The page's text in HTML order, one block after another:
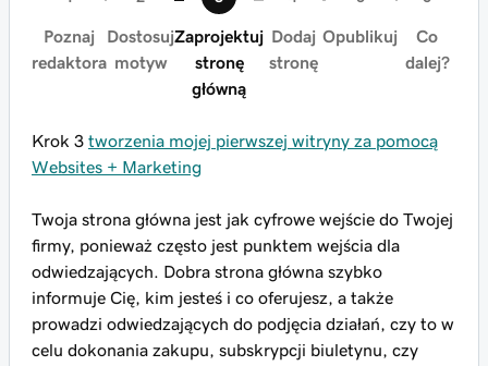
Poznaj
redaktora
Dostosuj
motyw
Zaprojektuj
stronę
główną
Dodaj
stronę
Opublikuj
Co
dalej?
Krok 3 tworzenia mojej pierwszej witryny za pomocą
Websites + Marketing
Twoja strona główna jest jak cyfrowe wejście do Twojej
firmy, ponieważ często jest punktem wejścia dla
odwiedzających. Dobra strona główna szybko
informuje Cię, kim jesteś i co oferujesz, a także
prowadzi odwiedzających do podjęcia działań, czy to w
celu dokonania zakupu, subskrypcji biuletynu, czy